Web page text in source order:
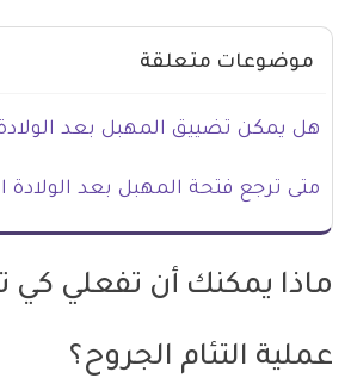
موضوعات متعلقة
هل يمكن تضييق المهبل بعد
متى ترجع فتحة المهبل بعد الولادة
ماذا يمكنك أن تفعلي
عملية التئام الجروح؟